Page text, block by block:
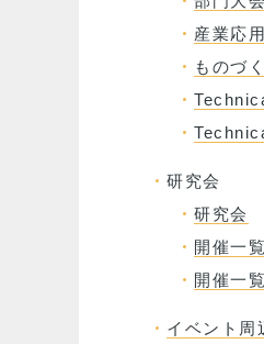
産業応
ものづ
研究会
研究会
開催一
開催一
イベント周